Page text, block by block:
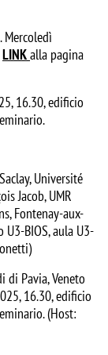
Mercoledì
LINKalla pagina
16.30, edificio
Université
Jacob, UMR
Fontenay-aux-
U3-BIOS, aula U3-
di Pavia, Veneto
16.30, edificio
(Host: